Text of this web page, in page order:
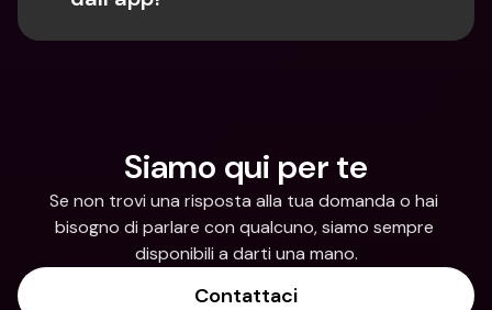
Siamo qui per te
Se non trovi una risposta alla tua domanda o hai
bisogno di parlare con qualcuno, siamo sempre
disponibili a darti una mano.
Contattaci